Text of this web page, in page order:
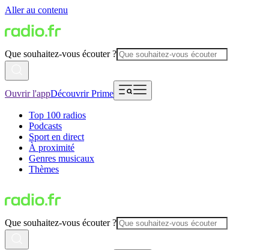
Aller au contenu
Que souhaitez-vous écouter ?
Ouvrir l'appDécouvrir Prime
Top 100 radios
Podcasts
Sport en direct
À proximité
Genres musicaux
Thèmes
Que souhaitez-vous écouter ?